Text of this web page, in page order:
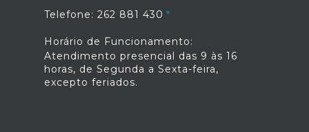
Telefone: 262 881 430
Horário de Funcionamento:
Atendimento presencial das 9 às 16
horas, de Segunda a Sexta-feira,
excepto feriados.